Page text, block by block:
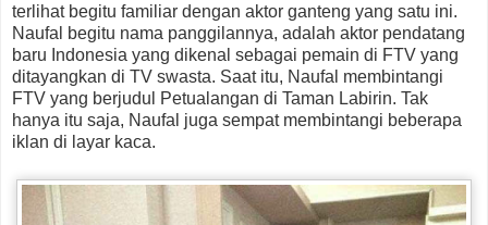
terlihat begitu familiar dengan aktor ganteng yang satu ini.
Naufal begitu nama panggilannya, adalah aktor pendatang
baru Indonesia yang dikenal sebagai pemain di FTV yang
ditayangkan di TV swasta. Saat itu, Naufal membintangi
FTV yang berjudul Petualangan di Taman Labirin. Tak
hanya itu saja, Naufal juga sempat membintangi beberapa
iklan di layar kaca.